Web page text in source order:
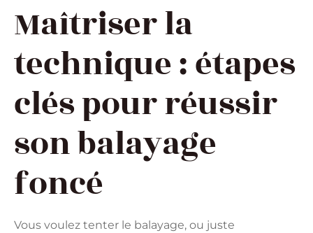
Maîtriser la
technique : étapes
clés pour réussir
son balayage
foncé
Vous voulez tenter le balayage, ou juste